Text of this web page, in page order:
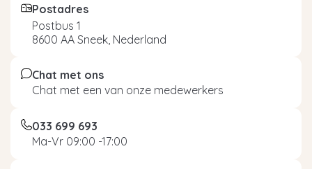
Postadres
Postbus 1
8600 AA Sneek, Nederland
Chat met ons
Chat met een van onze medewerkers
033 699 693
Ma-Vr 09:00 -17:00